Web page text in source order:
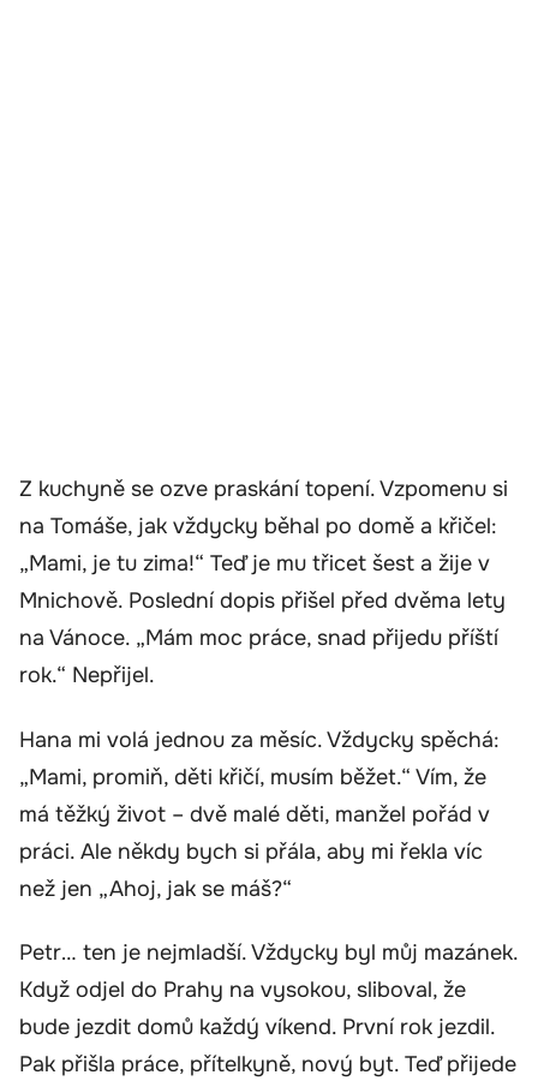
Z kuchyně se ozve praskání topení. Vzpomenu si
na Tomáše, jak vždycky běhal po domě a křičel:
„Mami, je tu zima!“ Teď je mu třicet šest a žije v
Mnichově. Poslední dopis přišel před dvěma lety
na Vánoce. „Mám moc práce, snad přijedu příští
rok.“ Nepřijel.
Hana mi volá jednou za měsíc. Vždycky spěchá:
„Mami, promiň, děti křičí, musím běžet.“ Vím, že
má těžký život – dvě malé děti, manžel pořád v
práci. Ale někdy bych si přála, aby mi řekla víc
než jen „Ahoj, jak se máš?“
Petr… ten je nejmladší. Vždycky byl můj mazánek.
Když odjel do Prahy na vysokou, sliboval, že
bude jezdit domů každý víkend. První rok jezdil.
Pak přišla práce, přítelkyně, nový byt. Teď přijede